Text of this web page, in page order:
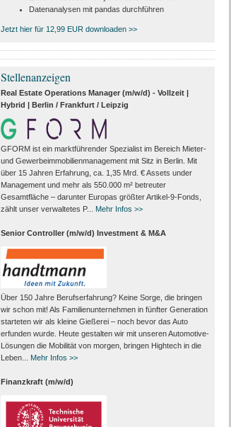
Datenanalysen mit pandas durchführen
Jetzt hier für 12,99 EUR downloaden >>
Stellenanzeigen
Real Estate Operations Manager (m/w/d) - Vollzeit |
Hybrid | Berlin / Frankfurt / Leipzig
GFORM ist ein marktführender Spezialist im Bereich Mieter-
und Gewerbeimmobilienmanagement mit Sitz in Berlin. Mit
über 15 Jahren Erfahrung, ca. 1,35 Mrd. € Assets under
Management und mehr als 550.000 m² betreuter
Gesamtfläche – darunter Europas größter Artikel-9-Fonds,
zählt unser verwaltetes P...
Mehr Infos >>
Senior Controller (m/w/d) Investment & M&A
Über 150 Jahre Berufserfahrung? Keine Sorge, die bringen
wir schon mit! Als Familienunternehmen in fünfter Generation
starteten wir als kleine Gießerei – noch bevor das Auto
erfunden wurde. Heute gestalten wir mit unseren Automotive-
Lösungen die Mobilität von morgen, bringen Hightech in die
Leben...
Mehr Infos >>
Finanzkraft (m/w/d)